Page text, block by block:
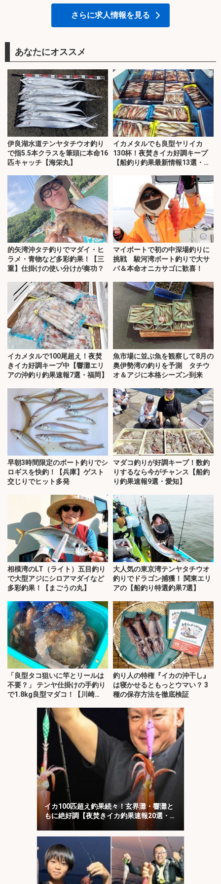
さらに求人情報を見る
あなたにオススメ
伊良湖水道テンヤタチウオ釣り
で指5.5本クラスを筆頭に本命16
匹キャッチ【海栄丸】
イカメタルでも良型ヤリイカ
130杯！夜焚きイカ好調キープ
【船釣り釣果最新情報13選・玄
的矢湾沖タテ釣りでマダイ・ヒ
ラメ・青物など多彩釣果！【三
重】仕掛けの使い分けが奏功？
マイボートで初の中深場釣りに
挑戦 駿河湾ボート釣りで大サ
バ＆本命オニカサゴに歓喜！
イカメタルで100尾超え！夜焚
きイカ好調キープ中【響灘エリ
アの沖釣り釣果速報7選・福岡】
魚市場に並ぶ魚を観察して8月の
奥伊勢湾の釣りを予測 タチウ
オ＆アジに本格シーズン到来
早朝3時間限定のボート釣りでシ
ロギスを快釣！【兵庫】ゲスト
交じりでヒット多発
マダコ釣りが好調キープ！数釣
りするなら今がチャンス【船釣
り釣果速報9選・愛知】
相模湾のLT（ライト）五目釣り
で大型アジにシロアマダイなど
多彩釣果！【まごうの丸】
大人気の東京湾テンヤタチウオ
釣りでドラゴン捕獲！ 関東エリ
アの【船釣り特選釣果7選】
「良型タコ狙いに竿とリールは
不要？」 テンヤ仕掛けの手釣り
で1.8kg良型マダコ！【川崎
釣り人の特権『イカの沖干し』
は寝かせるともっとウマい？ 3
種の保存方法を徹底検証
イカ100匹超え釣果続々！玄界灘・響灘と
もに絶好調【夜焚きイカ釣果速報20選・福